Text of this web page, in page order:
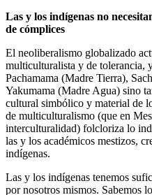
Las y los indígenas no
de cómplices
El neoliberalismo globalizado
multiculturalista y de tolerancia,
Pachamama (Madre Tierra),
Yakumama (Madre Agua) sino
cultural simbólico y material de
de multiculturalismo (que en
interculturalidad) folcloriza lo
las y los académicos mestizos,
indígenas.
Las y los indígenas tenemos
por nosotros mismos. Sabemos